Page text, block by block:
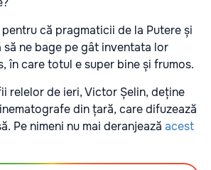
că pragmaticii de la Putere și
ne bage pe gât inventata lor
în care totul e super bine și frumos.
relelor de ieri, Victor Șelin, deține
din țară, care difuzează
Pe nimeni nu mai deranjează acest